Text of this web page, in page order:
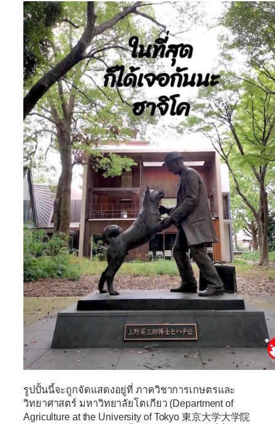
รูปปั้นนี้จะถูกจัดแสดงอยู่ที่ ภาควิชาการเกษตรและ
วิทยาศาสตร์ มหาวิทยาลัยโตเกียว (Department of
Agriculture at the University of Tokyo 東京大学大学院